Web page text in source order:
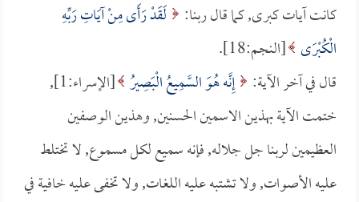
كانت آيات كبرى, كما قال ربنا: لَقَدْ رَأَى مِنْ آيَاتِ رَبِّهِ
الْكُبْرَى [النجم:18].
قال في آخر الآية: إِنَّه هُوَ السَّمِيعُ الْبَصِيرُ
[الإسراء:1],
ختمت الآية بهذين الاسمين الحسنين, وهذين الوصفين
العظيمين لربنا جل جلاله, فإنه سميع لكل مسموع, لا تختلط
عليه الأصوات, ولا تشتبه عليه اللغات, ولا تخفى عليه خافية في